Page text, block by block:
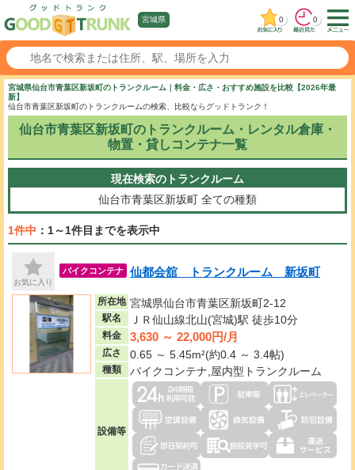
宮城県 0 0
宮城県仙台市青葉区新坂町のトランクルーム｜料金・広さ・おすすめ施設を比較【2026年最
新】
仙台市青葉区新坂町のトランクルームの検索、比較ならグッドトランク！
仙台市青葉区新坂町のトランクルーム・レンタル倉庫・
物置・貸しコンテナ一覧
現在検索のトランクルーム
仙台市青葉区新坂町 全ての種類
1件中 ：1～1件目までを表示中
お気に入り
バイクコンテナ 仙都会舘 トランクルーム 新坂町
所在地 宮城県仙台市青葉区新坂町2-12
駅名 ＪＲ仙山線北山(宮城)駅 徒歩10分
料金 3,630 ～ 22,000円/月
広さ 0.65 ～ 5.45m²(約0.4 ～ 3.4帖)
種類 バイクコンテナ,屋内型トランクルーム
設備等